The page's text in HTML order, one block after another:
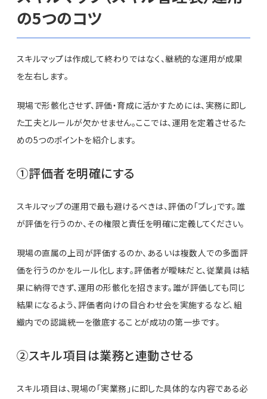
の5つのコツ
スキルマップは作成して終わりではなく、継続的な運用が成果
を左右します。
現場で形骸化させず、評価・育成に活かすためには、実務に即し
た工夫とルールが欠かせません。ここでは、運用を定着させるた
めの5つのポイントを紹介します。
①評価者を明確にする
スキルマップの運用で最も避けるべきは、評価の「ブレ」です。誰
が評価を行うのか、その権限と責任を明確に定義してください。
現場の直属の上司が評価するのか、あるいは複数人での多面評
価を行うのかをルール化します。評価者が曖昧だと、従業員は結
果に納得できず、運用の形骸化を招きます。誰が評価しても同じ
結果になるよう、評価者向けの目合わせ会を実施するなど、組
織内での認識統一を徹底することが成功の第一歩です。
②スキル項目は業務と連動させる
スキル項目は、現場の「実業務」に即した具体的な内容である必